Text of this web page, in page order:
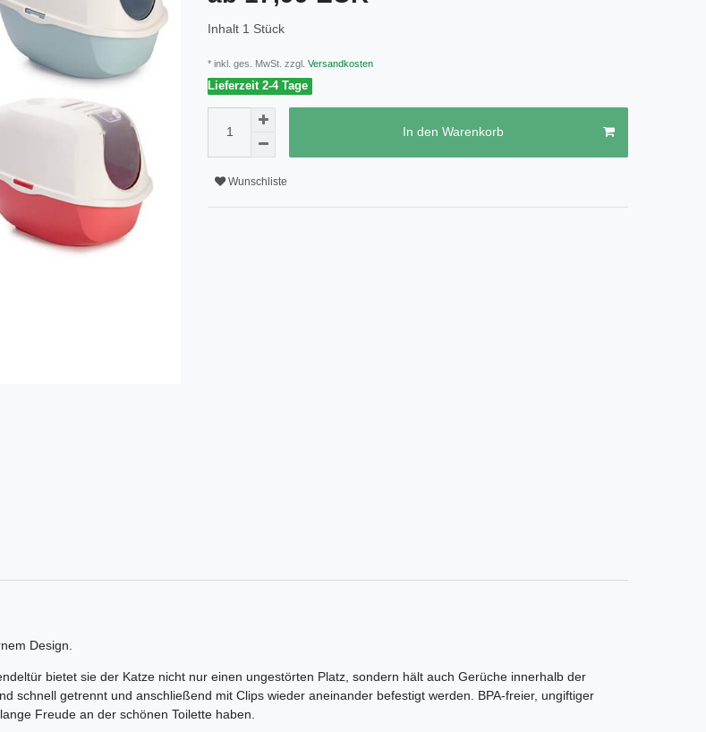
Inhalt 1 Stück
* inkl. ges. MwSt. zzgl. Versandkosten
Lieferzeit 2-4 Tage
In den Warenkorb
Wunschliste
Design.
bietet sie der Katze nicht nur einen ungestörten Platz, sondern hält auch Gerüche innerhalb der
schnell getrennt und anschließend mit Clips wieder aneinander befestigt werden. BPA-freier, ungiftiger
Freude an der schönen Toilette haben.